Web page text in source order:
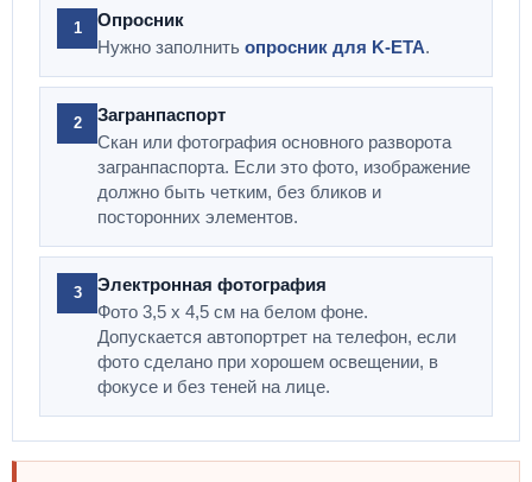
1 Опросник
Нужно заполнить опросник для K-ETA.
2 Загранпаспорт
Скан или фотография основного разворота
загранпаспорта. Если это фото, изображение
должно быть четким, без бликов и
посторонних элементов.
3 Электронная фотография
Фото 3,5 х 4,5 см на белом фоне.
Допускается автопортрет на телефон, если
фото сделано при хорошем освещении, в
фокусе и без теней на лице.